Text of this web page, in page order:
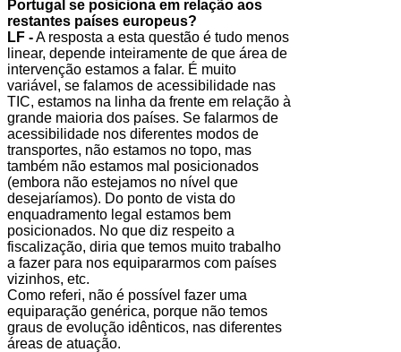
Portugal se posiciona em relação aos
restantes países europeus?
LF -A resposta a esta questão é tudo menos
linear, depende inteiramente de que área de
intervenção estamos a falar. É muito
variável, se falamos de acessibilidade nas
TIC, estamos na linha da frente em relação à
grande maioria dos países. Se falarmos de
acessibilidade nos diferentes modos de
transportes, não estamos no topo, mas
também não estamos mal posicionados
(embora não estejamos no nível que
desejaríamos). Do ponto de vista do
enquadramento legal estamos bem
posicionados. No que diz respeito a
fiscalização, diria que temos muito trabalho
a fazer para nos equipararmos com países
vizinhos, etc.
Como referi, não é possível fazer uma
equiparação genérica, porque não temos
graus de evolução idênticos, nas diferentes
áreas de atuação.